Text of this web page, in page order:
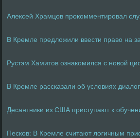
Алексей Храмцов прокомментировал
В Кремле предложили ввести право на
Рустэм Хамитов ознакомился с новой
В Кремле рассказали об условиях
Десантники из США приступают к
Песков: В Кремле считают логичным